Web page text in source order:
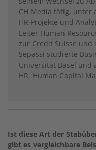
CH Media tätig, unter
HR Projekte und
Leiter Human
zur Credit Suisse und
Sepassi studierte
Universität Basel
HR, Human Capital
Ist diese Art der
gibt es vergleichbare